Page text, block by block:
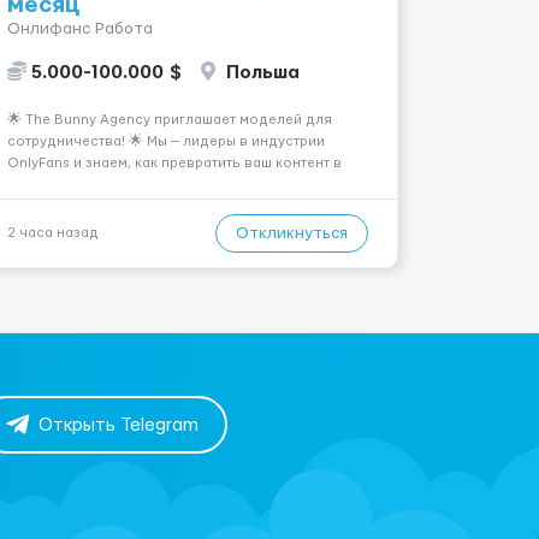
месяц
Онлифанс Работа
5.000-100.000 $ Польша
🌟 The Bunny Agency приглашает моделей для
сотрудничества! 🌟 Мы — лидеры в индустрии
OnlyFans и знаем, как превратить ваш контент в
долгосрочному сотрудничеству, у вас есть
2 часа назад Откликнуться
Открыть Telegram